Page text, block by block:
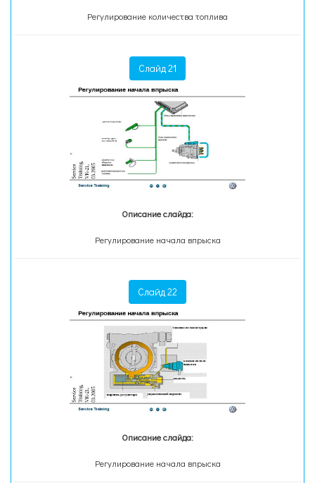
Регулирование количества топлива
Слайд 21
Описание слайда:
Регулирование начала впрыска
Слайд 22
Описание слайда:
Регулирование начала впрыска